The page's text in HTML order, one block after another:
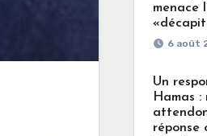
menace
6 août
Un
Hamas :
réponse